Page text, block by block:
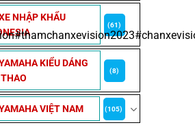
NHẬP KHẨU
(61)
KIỂU DÁNG
(8)
VIỆT NAM (105)